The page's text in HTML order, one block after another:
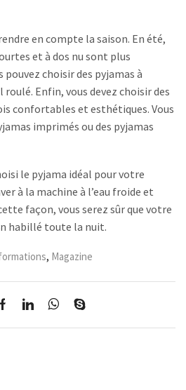
en compte la saison. En été,
et à dos nu sont plus
pouvez choisir des pyjamas à
Enfin, vous devez choisir des
confortables et esthétiques. Vous
imprimés ou des pyjamas
le pyjama idéal pour votre
à la machine à l’eau froide et
façon, vous serez sûr que votre
habillé toute la nuit.
, Magazine